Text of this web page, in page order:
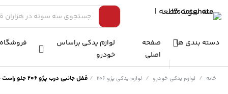
دسته بندی ها
صفحه
اصلی
لوازم یدکی براساس
خودرو
فروشگاه
خانه / لوازم یدکی خودرو / لوازم یدکی پژو 206 / قفل جانبی درب پژو 206 جلو راست جهان پارت | ipnc